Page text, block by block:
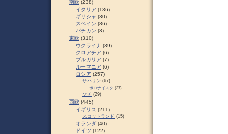
南欧 (238)
イタリア (136)
ギリシャ (30)
スペイン (86)
バチカン (3)
東欧 (310)
ウクライナ (39)
クロアチア (6)
ブルガリア (7)
ルーマニア (6)
ロシア (257)
サハリン (67)
ポロナイスク (37)
ソチ (29)
西欧 (445)
イギリス (211)
スコットランド (15)
オランダ (40)
ドイツ (122)